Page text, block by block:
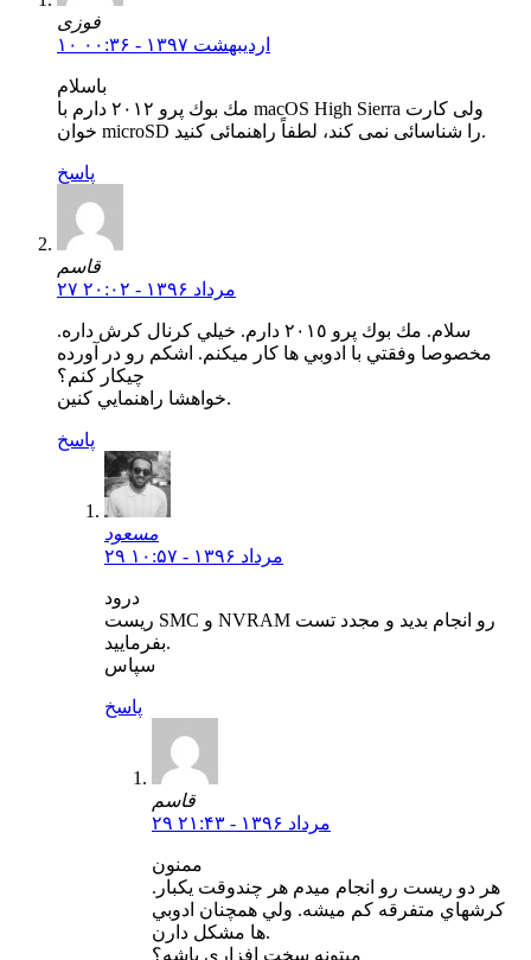
فوزى
۱۰ اردیبهشت ۱۳۹۷ - ۰۰:۳۶
باسلام
مك بوك پرو ٢٠١٢ دارم با macOS High Sierra ولى كارت
خوان microSD را شناسائى نمى كند، لطفاً راهنمائى كنيد.
پاسخ
قاسم
۲۷ مرداد ۱۳۹۶ - ۲۰:۰۲
سلام. مك بوك پرو ٢٠١٥ دارم. خيلي كرنال كرش داره.
مخصوصا وفقتي با ادوبي ها كار ميكنم. اشكم رو در آورده
چيكار كنم؟
خواهشا راهنمايي كنين.
پاسخ
مسعود
۲۹ مرداد ۱۳۹۶ - ۱۰:۵۷
درود
ریست SMC و NVRAM رو انجام بدید و مجدد تست
بفرمایید.
سپاس
پاسخ
قاسم
۲۹ مرداد ۱۳۹۶ - ۲۱:۴۳
ممنون
هر دو ريست رو انجام ميدم هر چندوقت يكبار.
كرشهاي متفرقه كم ميشه. ولي همچنان ادوبي
ها مشكل دارن.
ميتونه سخت افزاري باشه؟